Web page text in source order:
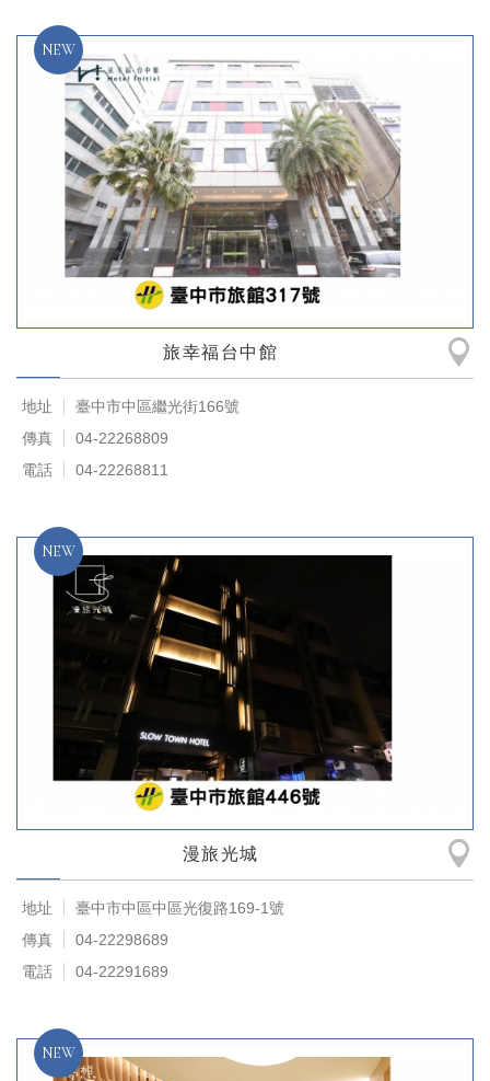
旅幸福台中館
地址
臺中市中區繼光街166號
傳真
04-22268809
電話
04-22268811
漫旅光城
地址
臺中市中區中區光復路169-1號
傳真
04-22298689
電話
04-22291689